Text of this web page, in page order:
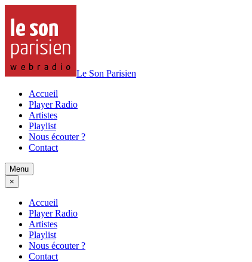
Le Son Parisien
Accueil
Player Radio
Artistes
Playlist
Nous écouter ?
Contact
Menu
×
Accueil
Player Radio
Artistes
Playlist
Nous écouter ?
Contact